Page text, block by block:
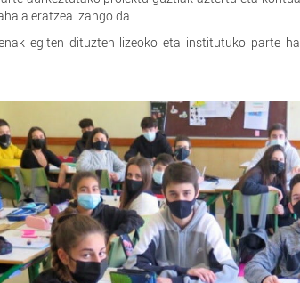
eratzea izango da.
egiten dituzten lizeoko eta institutuko parte